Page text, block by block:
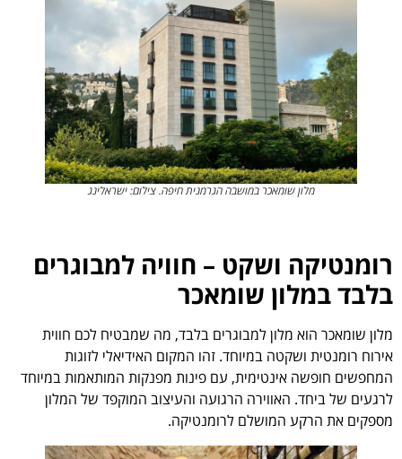
מלון שומאכר במושבה הגרמנית חיפה. צילום: ישראלינג
רומנטיקה ושקט – חוויה למבוגרים
בלבד במלון שומאכר
מלון שומאכר הוא מלון למבוגרים בלבד, מה שמבטיח לכם חווית
אירוח רומנטית ושקטה במיוחד. זהו המקום האידיאלי לזוגות
המחפשים חופשה אינטימית, עם פינות מפנקות המותאמות במיוחד
לרגעים של ביחד. האווירה הרגועה והעיצוב המוקפד של המלון
מספקים את הרקע המושלם לרומנטיקה.